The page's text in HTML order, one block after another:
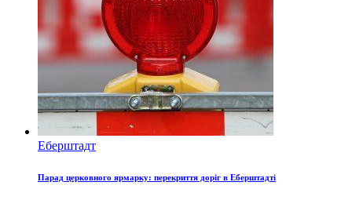
Еберштадт
Парад церковного ярмарку: перекриття доріг в Еберштадті